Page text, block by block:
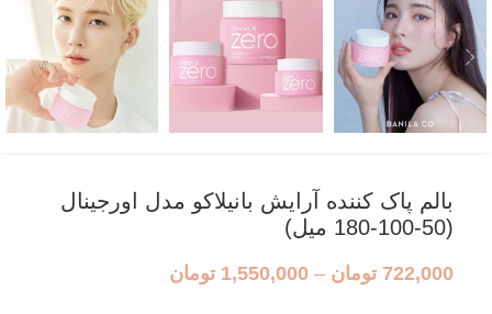
بالم پاک کننده آرایش بانیلاکو مدل اورجینال
(50-100-180 میل)
722,000 تومان –
1,550,000 تومان